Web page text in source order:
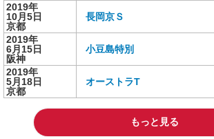
2019年
10月5日
京都
長岡京Ｓ
2019年
6月15日
阪神
小豆島特別
2019年
5月18日
京都
オーストラT
もっと見る